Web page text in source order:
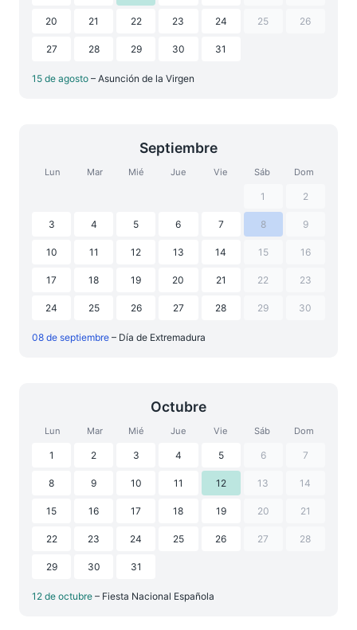
20 21 22 23 24 25 26
27 28 29 30 31
15 de agosto – Asunción de la Virgen
Septiembre
Lun Mar Mié Jue Vie Sáb Dom
1 2
3 4 5 6 7 8 9
10 11 12 13 14 15 16
17 18 19 20 21 22 23
24 25 26 27 28 29 30
08 de septiembre – Día de Extremadura
Octubre
Lun Mar Mié Jue Vie Sáb Dom
1 2 3 4 5 6 7
8 9 10 11 12 13 14
15 16 17 18 19 20 21
22 23 24 25 26 27 28
29 30 31
12 de octubre – Fiesta Nacional Española